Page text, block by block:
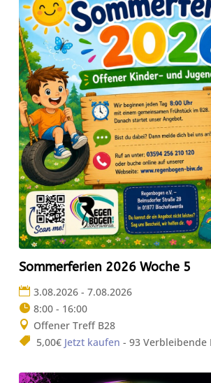
Sommerferien 2026 Woche 5
3.08.2026 - 7.08.2026
8:00 - 16:00
Offener Treff B28
5,00€ Jetzt kaufen - 93 Verbleibende